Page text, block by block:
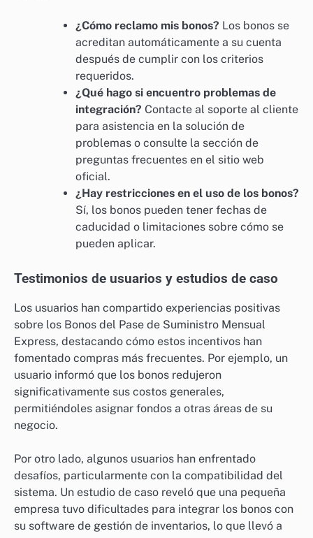
¿Cómo reclamo mis bonos? Los bonos se
acreditan automáticamente a su cuenta
después de cumplir con los criterios
requeridos.
¿Qué hago si encuentro problemas de
integración? Contacte al soporte al cliente
para asistencia en la solución de
problemas o consulte la sección de
preguntas frecuentes en el sitio web
oficial.
¿Hay restricciones en el uso de los bonos?
Sí, los bonos pueden tener fechas de
caducidad o limitaciones sobre cómo se
pueden aplicar.
Testimonios de usuarios y estudios de caso
Los usuarios han compartido experiencias positivas
sobre los Bonos del Pase de Suministro Mensual
Express, destacando cómo estos incentivos han
fomentado compras más frecuentes. Por ejemplo, un
usuario informó que los bonos redujeron
significativamente sus costos generales,
permitiéndoles asignar fondos a otras áreas de su
negocio.
Por otro lado, algunos usuarios han enfrentado
desafíos, particularmente con la compatibilidad del
sistema. Un estudio de caso reveló que una pequeña
empresa tuvo dificultades para integrar los bonos con
su software de gestión de inventarios, lo que llevó a